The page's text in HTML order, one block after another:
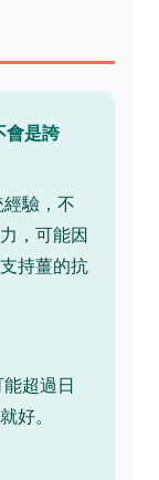
會是誇
驗，不
，可能因
持薑的抗
超過日
好。